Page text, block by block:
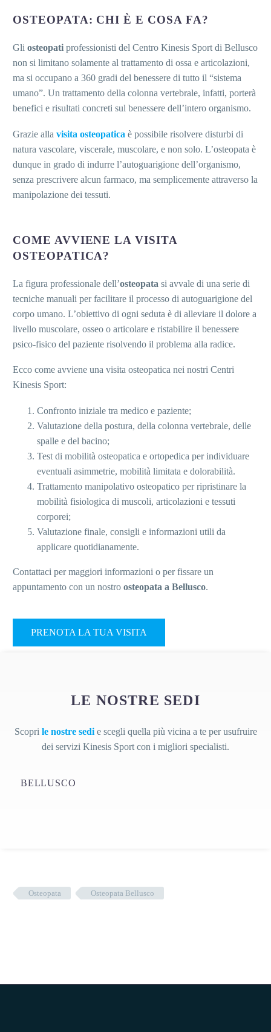
OSTEOPATA: CHI È E COSA FA?
Gli osteopati professionisti del Centro Kinesis Sport di Bellusco
non si limitano solamente al trattamento di ossa e articolazioni,
ma si occupano a 360 gradi del benessere di tutto il “sistema
umano”. Un trattamento della colonna vertebrale, infatti, porterà
benefici e risultati concreti sul benessere dell’intero organismo.
Grazie alla visita osteopatica è possibile risolvere disturbi di
natura vascolare, viscerale, muscolare, e non solo. L’osteopata è
dunque in grado di indurre l’autoguarigione dell’organismo,
senza prescrivere alcun farmaco, ma semplicemente attraverso la
manipolazione dei tessuti.
COME AVVIENE LA VISITA
OSTEOPATICA?
La figura professionale dell’osteopata si avvale di una serie di
tecniche manuali per facilitare il processo di autoguarigione del
corpo umano. L’obiettivo di ogni seduta è di alleviare il dolore a
livello muscolare, osseo o articolare e ristabilire il benessere
psico-fisico del paziente risolvendo il problema alla radice.
Ecco come avviene una visita osteopatica nei nostri Centri
Kinesis Sport:
Confronto iniziale tra medico e paziente;
Valutazione della postura, della colonna vertebrale, delle
spalle e del bacino;
Test di mobilità osteopatica e ortopedica per individuare
eventuali asimmetrie, mobilità limitata e dolorabilità.
Trattamento manipolativo osteopatico per ripristinare la
mobilità fisiologica di muscoli, articolazioni e tessuti
corporei;
Valutazione finale, consigli e informazioni utili da
applicare quotidianamente.
Contattaci per maggiori informazioni o per fissare un
appuntamento con un nostro osteopata a Bellusco.
PRENOTA LA TUA VISITA
LE NOSTRE SEDI
Scopri le nostre sedie scegli quella più vicina a te per usufruire
dei servizi Kinesis Sport con i migliori specialisti.
BELLUSCO
Osteopata Osteopata Bellusco